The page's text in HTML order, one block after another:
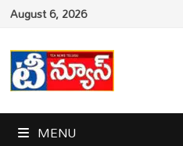
Skip
content
August 6, 2026
MENU